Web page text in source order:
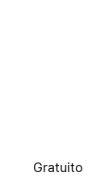
Gratuito